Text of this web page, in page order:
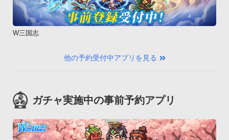
W三国志
他の予約受付中アプリを見る
ガチャ実施中の事前予約アプリ